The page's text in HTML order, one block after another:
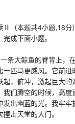
本题共4小题,18分）
成下面小题。
大鲸鱼的脊背上，
一匹马更威风。它前
起，俯冲，激起巨大
们腾空的时候，高度
发出幽蓝的光。我牢
击天堂的大门。